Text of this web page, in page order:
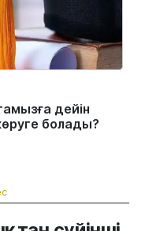
дейін
болады?